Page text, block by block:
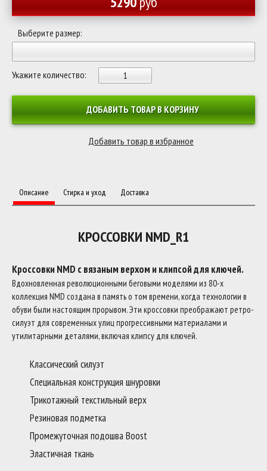
Выберите размер:
Укажите количество:
ДОБАВИТЬ ТОВАР В КОРЗИНУ
Описание Стирка и уход Доставка
КРОССОВКИ NMD_R1
Кроссовки NMD с вязаным верхом и клипсой для ключей.
Вдохновленная революционными беговыми моделями из 80-х
коллекция NMD создана в память о том времени, когда технологии в
обуви были настоящим прорывом. Эти кроссовки преображают ретро-
силуэт для современных улиц прогрессивными материалами и
утилитарными деталями, включая клипсу для ключей.
Классический силуэт
Специальная конструкция шнуровки
Трикотажный текстильный верх
Резиновая подметка
Промежуточная подошва Boost
Эластичная ткань